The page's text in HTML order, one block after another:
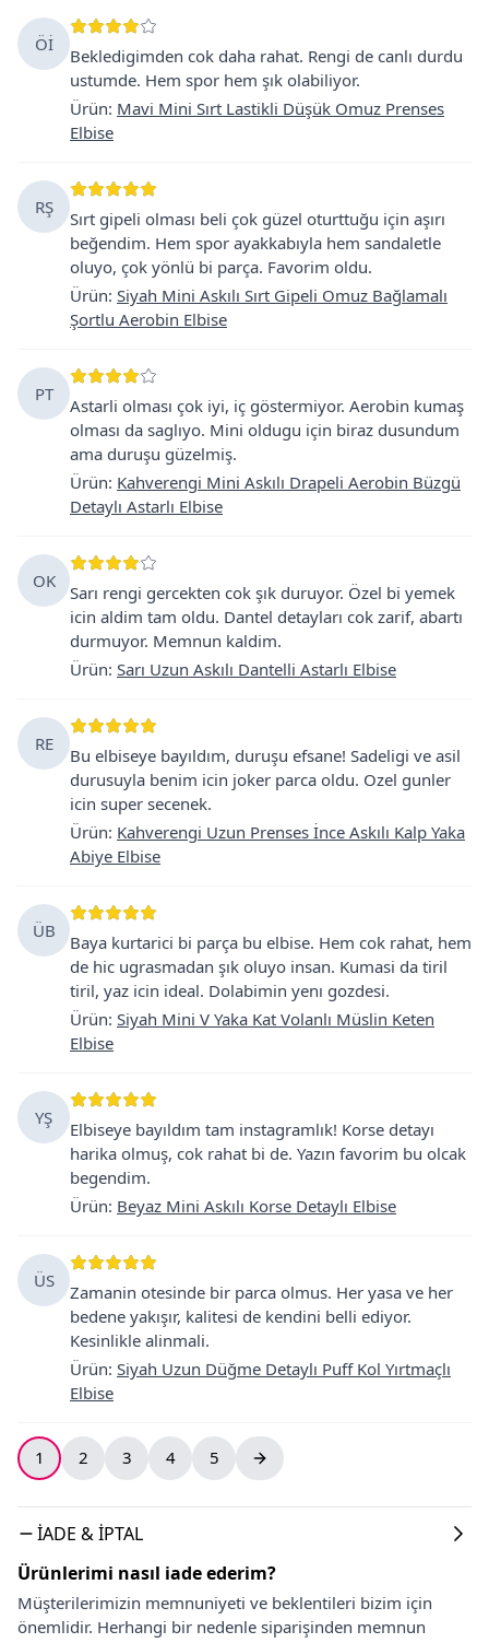
Öİ
Bekledigimden cok daha rahat. Rengi de canlı durdu
ustumde. Hem spor hem şık olabiliyor.
Ürün: Mavi Mini Sırt Lastikli Düşük Omuz Prenses
Elbise
RŞ
Sırt gipeli olması beli çok güzel oturttuğu için aşırı
beğendim. Hem spor ayakkabıyla hem sandaletle
oluyo, çok yönlü bi parça. Favorim oldu.
Ürün: Siyah Mini Askılı Sırt Gipeli Omuz Bağlamalı
Şortlu Aerobin Elbise
PT
Astarli olması çok iyi, iç göstermiyor. Aerobin kumaş
olması da saglıyo. Mini oldugu için biraz dusundum
ama duruşu güzelmiş.
Ürün: Kahverengi Mini Askılı Drapeli Aerobin Büzgü
Detaylı Astarlı Elbise
OK
Sarı rengi gercekten cok şık duruyor. Özel bi yemek
icin aldim tam oldu. Dantel detayları cok zarif, abartı
durmuyor. Memnun kaldim.
Ürün: Sarı Uzun Askılı Dantelli Astarlı Elbise
RE
Bu elbiseye bayıldım, duruşu efsane! Sadeligi ve asil
durusuyla benim icin joker parca oldu. Ozel gunler
icin super secenek.
Ürün: Kahverengi Uzun Prenses İnce Askılı Kalp Yaka
Abiye Elbise
ÜB
Baya kurtarici bi parça bu elbise. Hem cok rahat, hem
de hic ugrasmadan şık oluyo insan. Kumasi da tiril
tiril, yaz icin ideal. Dolabimin yenı gozdesi.
Ürün: Siyah Mini V Yaka Kat Volanlı Müslin Keten
Elbise
YŞ
Elbiseye bayıldım tam instagramlık! Korse detayı
harika olmuş, cok rahat bi de. Yazın favorim bu olcak
begendim.
Ürün: Beyaz Mini Askılı Korse Detaylı Elbise
ÜS
Zamanin otesinde bir parca olmus. Her yasa ve her
bedene yakışır, kalitesi de kendini belli ediyor.
Kesinlikle alinmali.
Ürün: Siyah Uzun Düğme Detaylı Puff Kol Yırtmaçlı
Elbise
1 2 3 4 5
İADE & İPTAL
Ürünlerimi nasıl iade ederim?
Müşterilerimizin memnuniyeti ve beklentileri bizim için
önemlidir. Herhangi bir nedenle siparişinden memnun